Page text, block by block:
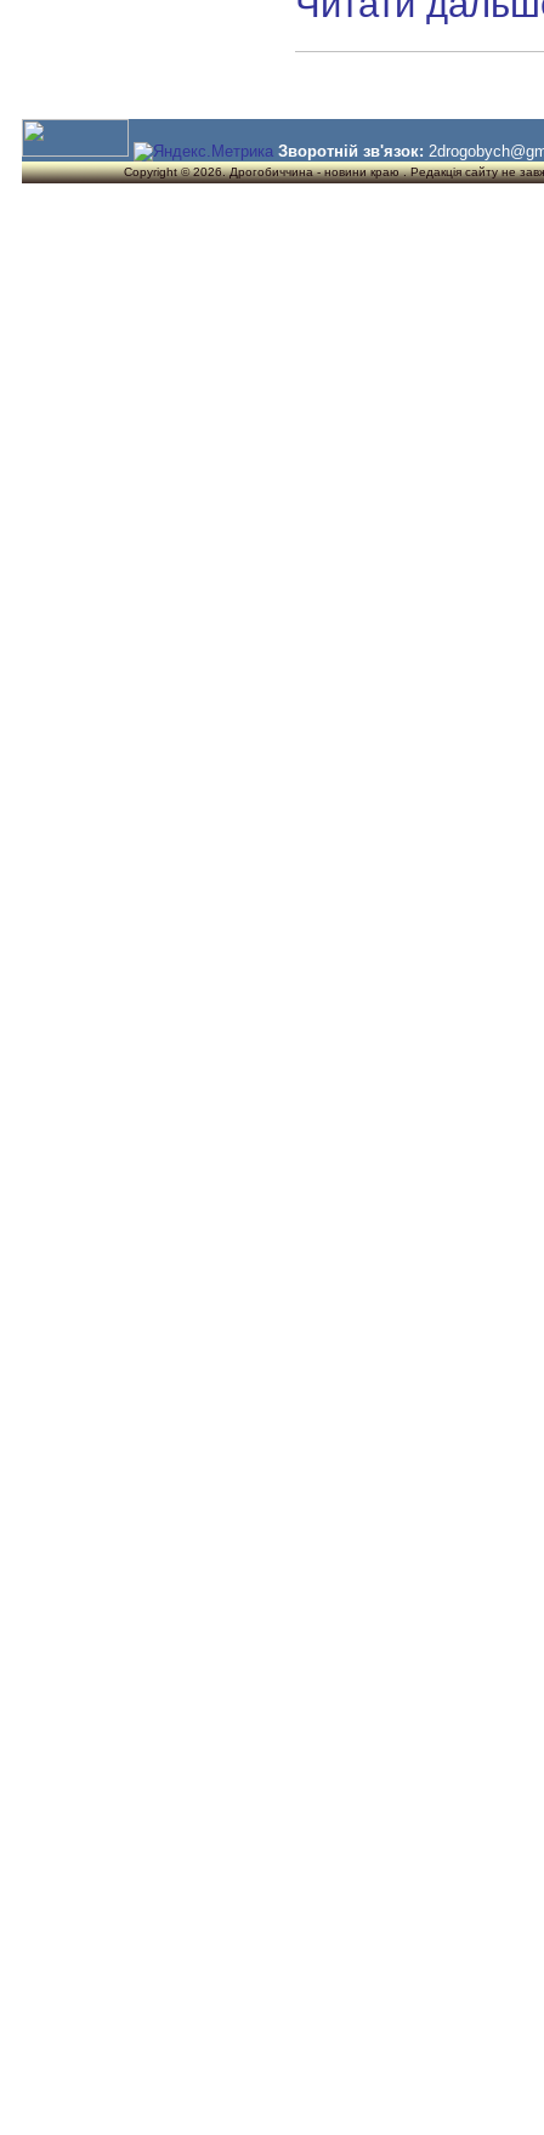
Зворотній зв'язок:
Copyright © 2026. Дрогобиччина - новини краю . Редакція сайту не